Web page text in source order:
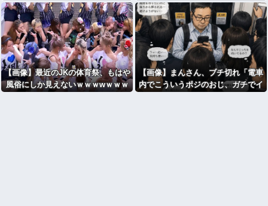
うｗｗｗｗｗｗ
る・・・
【画像】最近のJKの体育祭、もはや
風俗にしか見えないｗｗｗwｗｗｗ
【画像】まんさん、ブチ切れ「電車
内でこういうポジのおじ、ガチでイ